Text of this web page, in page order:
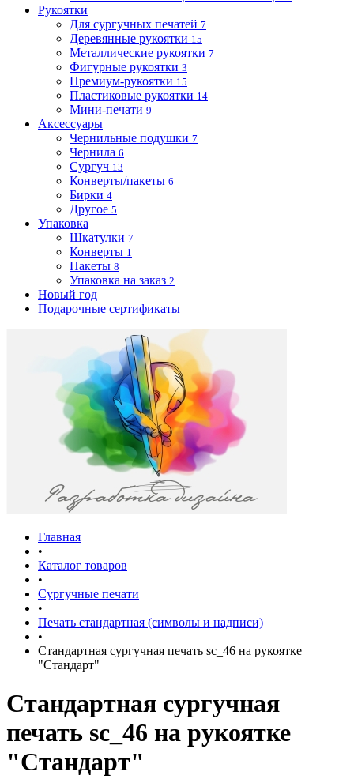
Рукоятки
Для сургучных печатей 7
Деревянные рукоятки 15
Металлические рукоятки 7
Фигурные рукоятки 3
Премиум-рукоятки 15
Пластиковые рукоятки 14
Мини-печати 9
Аксессуары
Чернильные подушки 7
Чернила 6
Сургуч 13
Конверты/пакеты 6
Бирки 4
Другое 5
Упаковка
Шкатулки 7
Конверты 1
Пакеты 8
Упаковка на заказ 2
Новый год
Подарочные сертификаты
Главная
•
Каталог товаров
•
Сургучные печати
•
Печать стандартная (символы и надписи)
•
Стандартная сургучная печать sc_46 на рукоятке
"Стандарт"
Стандартная сургучная
печать sc_46 на рукоятке
"Стандарт"